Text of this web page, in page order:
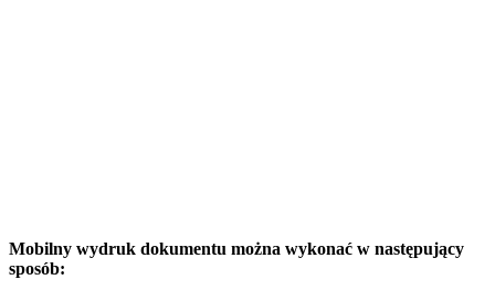
Mobilny wydruk dokumentu można wykonać w następujący
sposób: